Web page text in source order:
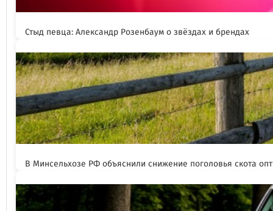
Стыд певца: Александр Розенбаум о звёздах и брендах
В Минсельхозе РФ объяснили снижение поголовья скота